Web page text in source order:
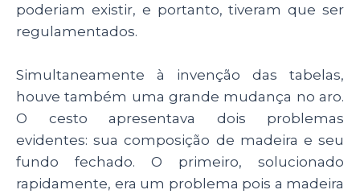
poderiam existir, e portanto, tiveram que ser
regulamentados.
Simultaneamente à invenção das tabelas,
houve também uma grande mudança no aro.
O cesto apresentava dois problemas
evidentes: sua composição de madeira e seu
fundo fechado. O primeiro, solucionado
rapidamente, era um problema pois a madeira